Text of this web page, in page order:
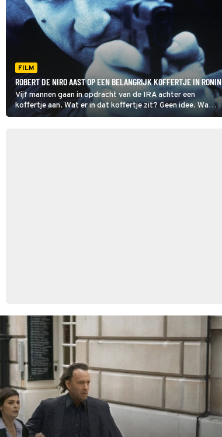
FILM
ROBERT DE NIRO AAST OP EEN BELANGRIJK KOFFERTJE IN RONIN
Vijf mannen gaan in opdracht van de IRA achter een
koffertje aan. Wat er in dat koffertje zit? Geen idee. Wat
wel duidelijk is: ze zijn in Ronin niet de enigen die het